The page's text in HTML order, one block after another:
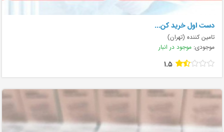
دست اول خرید کن...
تامین کننده (تهران)
موجودی: موجود در انبار
1.5